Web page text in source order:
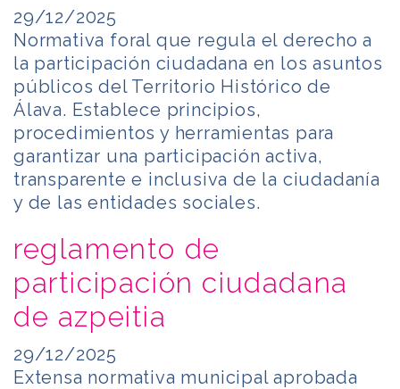
29/12/2025
Normativa foral que regula el derecho a
la participación ciudadana en los asuntos
públicos del Territorio Histórico de
Álava. Establece principios,
procedimientos y herramientas para
garantizar una participación activa,
transparente e inclusiva de la ciudadanía
y de las entidades sociales.
reglamento de
participación ciudadana
de azpeitia
29/12/2025
Extensa normativa municipal aprobada